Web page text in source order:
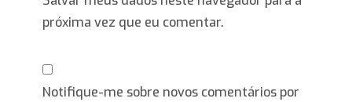
próxima vez que eu comentar.
Notifique-me sobre novos comentários por